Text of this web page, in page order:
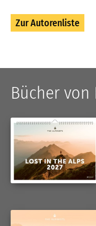
Zur Autorenliste
Bücher von